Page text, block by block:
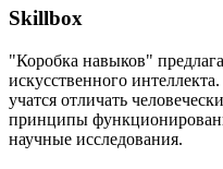
Skillbox
"Коробка навыков"
искусственного
учатся отличать
принципы
научные исследования.